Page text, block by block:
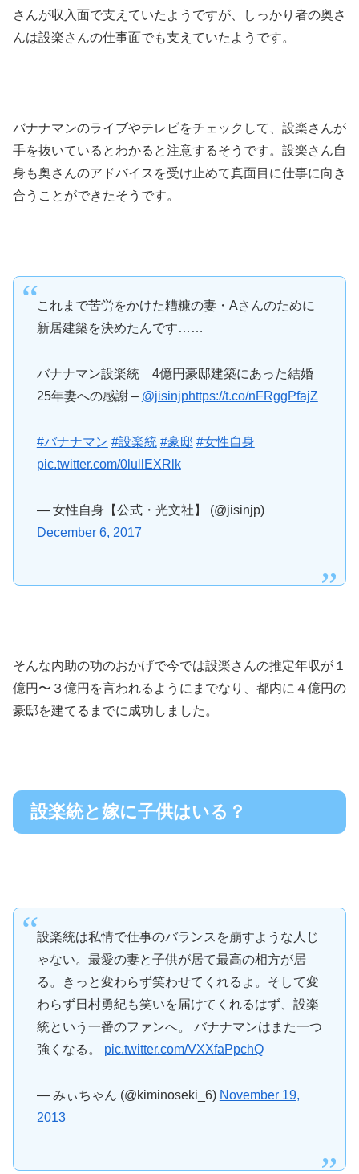
さんが収入面で支えていたようですが、しっかり者の奥さ
んは設楽さんの仕事面でも支えていたようです。
バナナマンのライブやテレビをチェックして、設楽さんが
手を抜いているとわかると注意するそうです。設楽さん自
身も奥さんのアドバイスを受け止めて真面目に仕事に向き
合うことができたそうです。
これまで苦労をかけた糟糠の妻・Aさんのために
新居建築を決めたんです……
バナナマン設楽統 4億円豪邸建築にあった結婚
25年妻への感謝 – @jisinjphttps://t.co/nFRggPfajZ
#バナナマン #設楽統 #豪邸 #女性自身
pic.twitter.com/0lullEXRlk
— 女性自身【公式・光文社】 (@jisinjp)
December 6, 2017
そんな内助の功のおかげで今では設楽さんの推定年収が１
億円〜３億円を言われるようにまでなり、都内に４億円の
豪邸を建てるまでに成功しました。
設楽統と嫁に子供はいる？
設楽統は私情で仕事のバランスを崩すような人じ
ゃない。最愛の妻と子供が居て最高の相方が居
る。きっと変わらず笑わせてくれるよ。そして変
わらず日村勇紀も笑いを届けてくれるはず、設楽
統という一番のファンへ。 バナナマンはまた一つ
強くなる。 pic.twitter.com/VXXfaPpchQ
— みぃちゃん (@kiminoseki_6) November 19,
2013